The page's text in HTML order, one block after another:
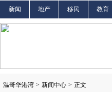
新闻 地产 移民 教育
温哥华港湾 > 新闻中心 > 正文